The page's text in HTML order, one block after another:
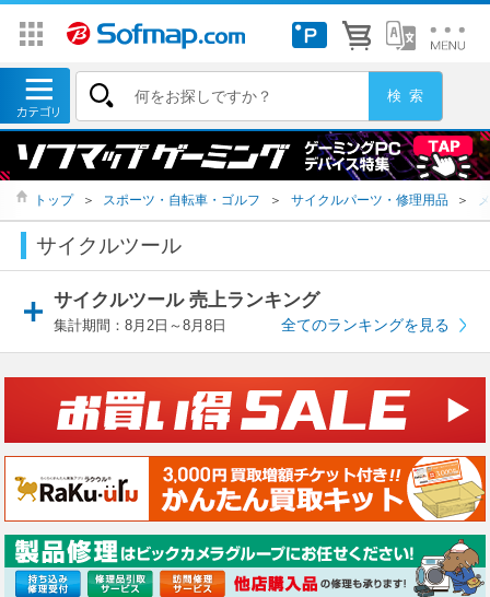
トップ ＞ スポーツ・自転車・ゴルフ ＞ サイクルパーツ・修理用品 ＞
サイクルツール
サイクルツール 売上ランキング
集計期間：8月2日～8月8日 全てのランキングを見る